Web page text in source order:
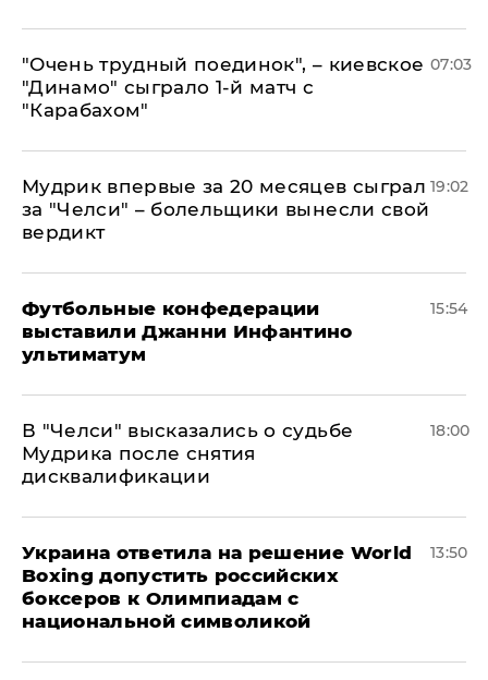
"Очень трудный поединок", – киевское
"Динамо" сыграло 1-й матч с
"Карабахом"
07:03
Мудрик впервые за 20 месяцев сыграл
за "Челси" – болельщики вынесли свой
вердикт
19:02
Футбольные конфедерации
выставили Джанни Инфантино
ультиматум
15:54
В "Челси" высказались о судьбе
Мудрика после снятия
дисквалификации
18:00
Украина ответила на решение World
Boxing допустить российских
боксеров к Олимпиадам с
национальной символикой
13:50